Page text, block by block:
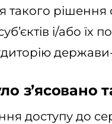
такого рішення
і/або
з’ясовано
доступу до